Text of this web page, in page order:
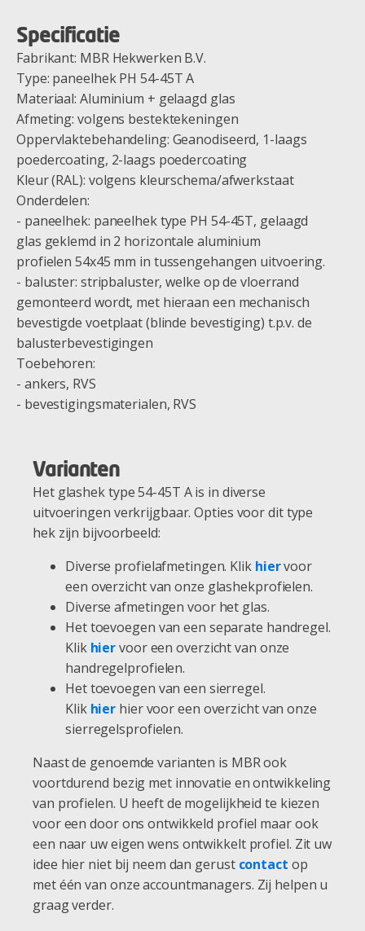
Specificatie
Fabrikant: MBR Hekwerken B.V.
Type: paneelhek PH 54-45T A
Materiaal: Aluminium + gelaagd glas
Afmeting: volgens bestektekeningen
Oppervlaktebehandeling: Geanodiseerd, 1-laags
poedercoating, 2-laags poedercoating
Kleur (RAL): volgens kleurschema/afwerkstaat
Onderdelen:
- paneelhek: paneelhek type PH 54-45T, gelaagd
glas geklemd in 2 horizontale aluminium
profielen 54x45 mm in tussengehangen uitvoering.
- baluster: stripbaluster, welke op de vloerrand
gemonteerd wordt, met hieraan een mechanisch
bevestigde voetplaat (blinde bevestiging) t.p.v. de
balusterbevestigingen
Toebehoren:
- ankers, RVS
- bevestigingsmaterialen, RVS
Varianten
Het glashek type 54-45T A is in diverse
uitvoeringen verkrijgbaar. Opties voor dit type
hek zijn bijvoorbeeld:
Diverse profielafmetingen. Klik hiervoor
een overzicht van onze glashekprofielen.
Diverse afmetingen voor het glas.
Het toevoegen van een separate handregel.
Klik hiervoor een overzicht van onze
handregelprofielen.
Het toevoegen van een sierregel.
Klik hier hier voor een overzicht van onze
sierregelsprofielen.
Naast de genoemde varianten is MBR ook
voortdurend bezig met innovatie en ontwikkeling
van profielen. U heeft de mogelijkheid te kiezen
voor een door ons ontwikkeld profiel maar ook
een naar uw eigen wens ontwikkelt profiel. Zit uw
idee hier niet bij neem dan gerust contact op
met één van onze accountmanagers. Zij helpen u
graag verder.